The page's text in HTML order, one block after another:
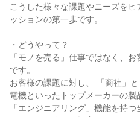
こうした様々な課題やニーズを
ッションの第一歩です。
・どうやって？
「モノを売る」仕事ではなく、
です。
お客様の課題に対し、 「商社」
電機といったトップメーカーの製
「エンジニアリング」機能を持